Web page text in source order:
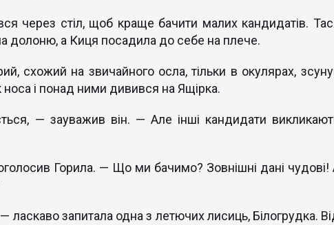
через стіл, щоб краще бачити малих кандидатів.
долоню, а Киця посадила до себе на плече.
схожий на звичайного осла, тільки в окулярах,
носа і понад ними дивився на Ящірка.
— зауважив він. — Але інші кандидати
Горила. — Що ми бачимо? Зовнішні дані чудові!
ласкаво запитала одна з летючих лисиць, Білогрудка.